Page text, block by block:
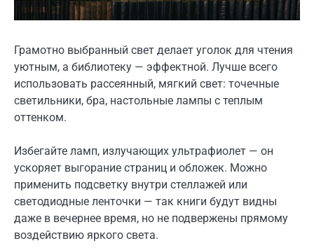
Грамотно выбранный свет делает уголок для чтения
уютным, а библиотеку — эффектной. Лучше всего
использовать рассеянный, мягкий свет: точечные
светильники, бра, настольные лампы с теплым
оттенком.
Избегайте ламп, излучающих ультрафиолет — он
ускоряет выгорание страниц и обложек. Можно
применить подсветку внутри стеллажей или
светодиодные ленточки — так книги будут видны
даже в вечернее время, но не подвержены прямому
воздействию яркого света.